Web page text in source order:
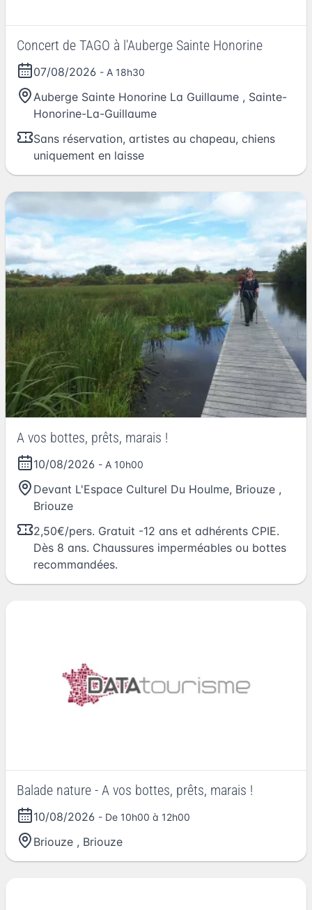
Concert de TAGO à l'Auberge Sainte Honorine
07/08/2026 - A 18h30
Auberge Sainte Honorine La Guillaume , Sainte-
Honorine-La-Guillaume
Sans réservation, artistes au chapeau, chiens
uniquement en laisse
A vos bottes, prêts, marais !
10/08/2026 - A 10h00
Devant L'Espace Culturel Du Houlme, Briouze ,
Briouze
2,50€/pers. Gratuit -12 ans et adhérents CPIE.
Dès 8 ans. Chaussures imperméables ou bottes
recommandées.
Balade nature - A vos bottes, prêts, marais !
10/08/2026 - De 10h00 à 12h00
Briouze , Briouze